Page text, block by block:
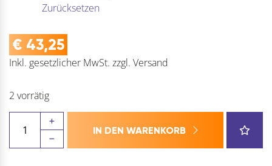
Zurücksetzen
€ 43,25
Inkl. gesetzlicher MwSt. zzgl. Versand
2 vorrätig
Klammern
Type
IN DEN WARENKORB